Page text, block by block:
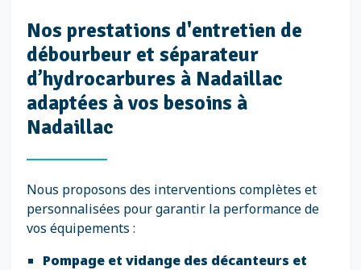
Nos prestations d'entretien de
débourbeur et séparateur
d’hydrocarbures à Nadaillac
adaptées à vos besoins à
Nadaillac
Nous proposons des interventions complètes et
personnalisées pour garantir la performance de
vos équipements :
Pompage et vidange des décanteurs et